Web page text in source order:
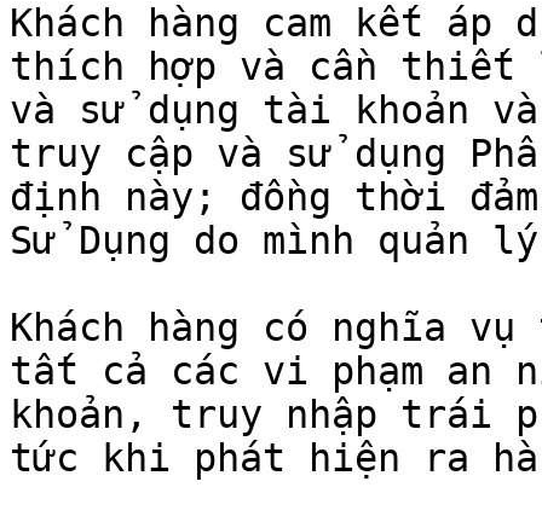
Khách hàng cam kết áp
thích hợp và cần thiết
và sử dụng tài khoản và
truy cập và sử dụng
định này; đồng thời
Sử Dụng do mình quản lý
Khách hàng có nghĩa vụ
tất cả các vi phạm an
khoản, truy nhập trái
tức khi phát hiện ra